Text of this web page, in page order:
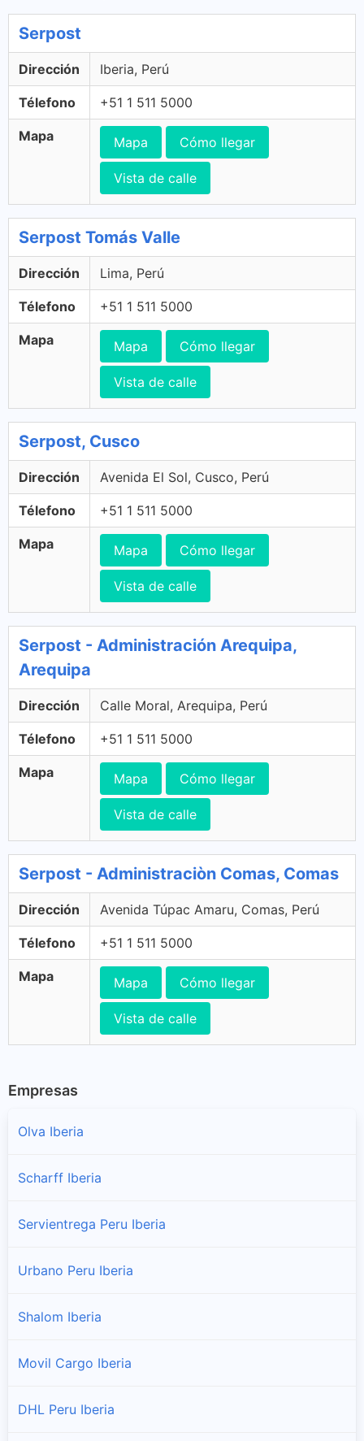
Serpost
Dirección Iberia, Perú
Télefono +51 1 511 5000
Mapa Mapa Cómo llegar
Vista de calle
Serpost Tomás Valle
Dirección Lima, Perú
Télefono +51 1 511 5000
Mapa Mapa Cómo llegar
Vista de calle
Serpost, Cusco
Dirección Avenida El Sol, Cusco, Perú
Télefono +51 1 511 5000
Mapa Mapa Cómo llegar
Vista de calle
Serpost - Administración Arequipa,
Arequipa
Dirección Calle Moral, Arequipa, Perú
Télefono +51 1 511 5000
Mapa Mapa Cómo llegar
Vista de calle
Serpost - Administraciòn Comas, Comas
Dirección Avenida Túpac Amaru, Comas, Perú
Télefono +51 1 511 5000
Mapa Mapa Cómo llegar
Vista de calle
Empresas
Olva Iberia
Scharff Iberia
Servientrega Peru Iberia
Urbano Peru Iberia
Shalom Iberia
Movil Cargo Iberia
DHL Peru Iberia